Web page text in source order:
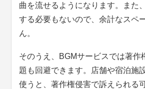
曲を流せるようになります。また
する必要もないので、余計なスペ
ん。
そのうえ、BGMサービスでは著作
題も回避できます。店舗や宿泊施
使うと、著作権侵害で訴えられる